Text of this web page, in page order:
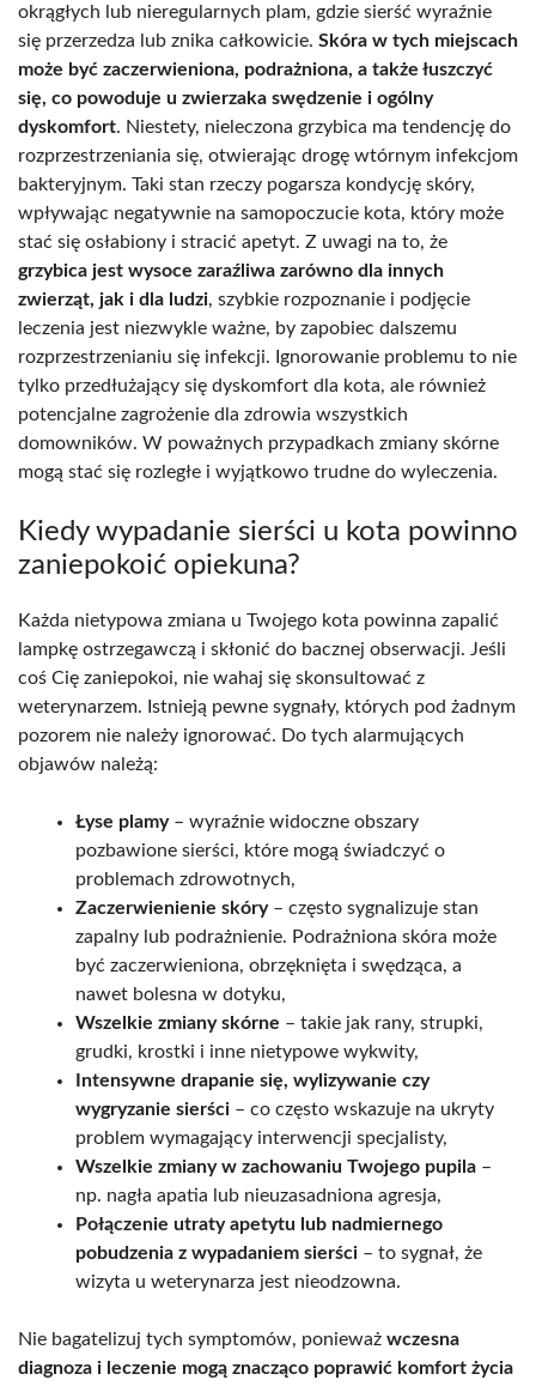
okrągłych lub nieregularnych plam, gdzie sierść wyraźnie
się przerzedza lub znika całkowicie. Skóra w tych miejscach
może być zaczerwieniona, podrażniona, a także łuszczyć
się, co powoduje u zwierzaka swędzenie i ogólny
dyskomfort. Niestety, nieleczona grzybica ma tendencję do
rozprzestrzeniania się, otwierając drogę wtórnym infekcjom
bakteryjnym. Taki stan rzeczy pogarsza kondycję skóry,
wpływając negatywnie na samopoczucie kota, który może
stać się osłabiony i stracić apetyt. Z uwagi na to, że
grzybica jest wysoce zaraźliwa zarówno dla innych
zwierząt, jak i dla ludzi, szybkie rozpoznanie i podjęcie
leczenia jest niezwykle ważne, by zapobiec dalszemu
rozprzestrzenianiu się infekcji. Ignorowanie problemu to nie
tylko przedłużający się dyskomfort dla kota, ale również
potencjalne zagrożenie dla zdrowia wszystkich
domowników. W poważnych przypadkach zmiany skórne
mogą stać się rozległe i wyjątkowo trudne do wyleczenia.
Kiedy wypadanie sierści u kota powinno
zaniepokoić opiekuna?
Każda nietypowa zmiana u Twojego kota powinna zapalić
lampkę ostrzegawczą i skłonić do bacznej obserwacji. Jeśli
coś Cię zaniepokoi, nie wahaj się skonsultować z
weterynarzem. Istnieją pewne sygnały, których pod żadnym
pozorem nie należy ignorować. Do tych alarmujących
objawów należą:
Łyse plamy– wyraźnie widoczne obszary
pozbawione sierści, które mogą świadczyć o
problemach zdrowotnych,
Zaczerwienienie skóry– często sygnalizuje stan
zapalny lub podrażnienie. Podrażniona skóra może
być zaczerwieniona, obrzęknięta i swędząca, a
nawet bolesna w dotyku,
Wszelkie zmiany skórne – takie jak rany, strupki,
grudki, krostki i inne nietypowe wykwity,
Intensywne drapanie się, wylizywanie czy
wygryzanie sierści – co często wskazuje na ukryty
problem wymagający interwencji specjalisty,
Wszelkie zmiany w zachowaniu Twojego pupila –
np. nagła apatia lub nieuzasadniona agresja,
Połączenie utraty apetytu lub nadmiernego
pobudzenia z wypadaniem sierści – to sygnał, że
wizyta u weterynarza jest nieodzowna.
Nie bagatelizuj tych symptomów, ponieważ wczesna
diagnoza i leczenie mogą znacząco poprawić komfort życia